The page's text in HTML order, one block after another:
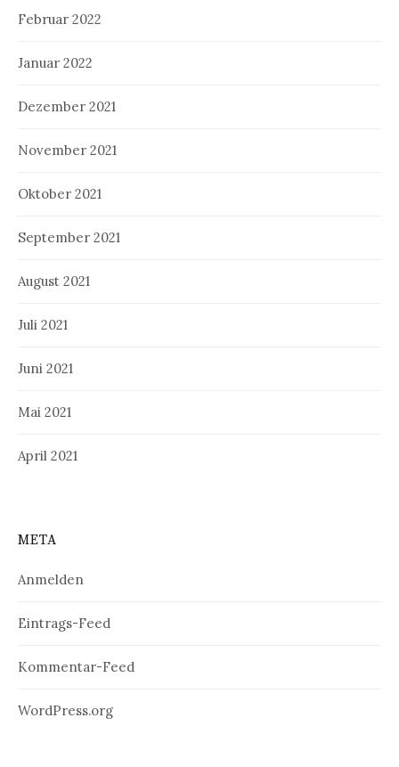
Februar 2022
Januar 2022
Dezember 2021
November 2021
Oktober 2021
September 2021
August 2021
Juli 2021
Juni 2021
Mai 2021
April 2021
META
Anmelden
Eintrags-Feed
Kommentar-Feed
WordPress.org